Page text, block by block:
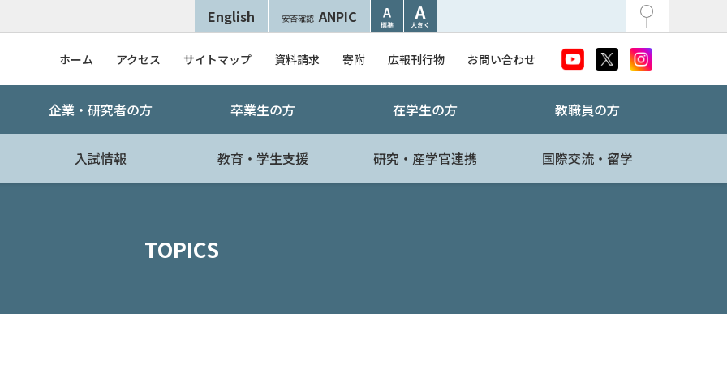
English 安否確認 ANPIC
ホーム アクセス サイトマップ 資料請求 寄附 広報刊行物 お問い合わせ
企業・研究者の方 卒業生の方 在学生の方 教職員の方
入試情報 教育・学生支援 研究・産学官連携 国際交流・留学
TOPICS